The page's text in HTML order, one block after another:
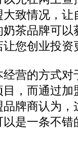
致情况，
茶品牌可以
让您创业投资
营的方式对
，而通过
牌商认为，
是一条不错